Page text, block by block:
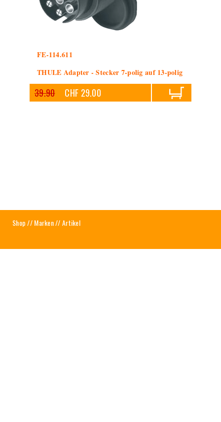
FE-114.611
THULE Adapter - Stecker 7-polig auf 13-polig
39.90 CHF 29.00
Shop//Marken// Artikel